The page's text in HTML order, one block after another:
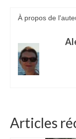
À propos de
Articles